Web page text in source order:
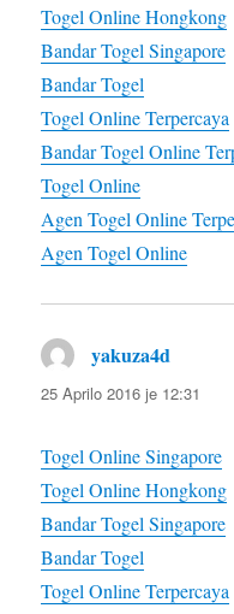
Togel Online Hongkong
Bandar Togel Singapore
Bandar Togel
Togel Online Terpercaya
Bandar Togel Online
Togel Online
Agen Togel Online
Agen Togel Online
yakuza4d
25 Aprilo 2016 je 12:31
Togel Online Singapore
Togel Online Hongkong
Bandar Togel Singapore
Bandar Togel
Togel Online Terpercaya